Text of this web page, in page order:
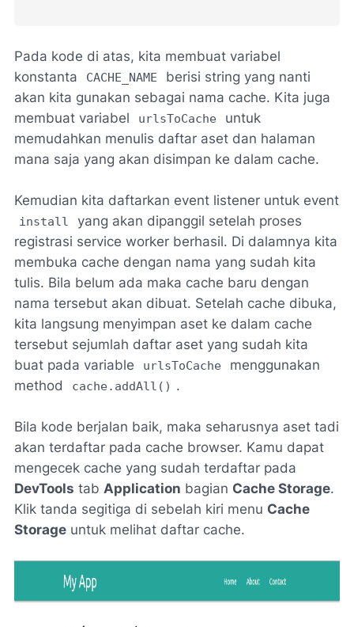
Pada kode di atas, kita membuat variabel
konstanta
CACHE_NAME
berisi string yang nanti
akan kita gunakan sebagai nama cache. Kita juga
membuat variabel
urlsToCache
untuk
memudahkan menulis daftar aset dan halaman
mana saja yang akan disimpan ke dalam cache.
Kemudian kita daftarkan event listener untuk event
install
yang akan dipanggil setelah proses
registrasi service worker berhasil. Di dalamnya kita
membuka cache dengan nama yang sudah kita
tulis. Bila belum ada maka cache baru dengan
nama tersebut akan dibuat. Setelah cache dibuka,
kita langsung menyimpan aset ke dalam cache
tersebut sejumlah daftar aset yang sudah kita
buat pada variable
urlsToCache
menggunakan
method
cache.addAll() .
Bila kode berjalan baik, maka seharusnya aset tadi
akan terdaftar pada cache browser. Kamu dapat
mengecek cache yang sudah terdaftar pada
DevTools tab Application bagian Cache Storage.
Klik tanda segitiga di sebelah kiri menu Cache
Storage untuk melihat daftar cache.